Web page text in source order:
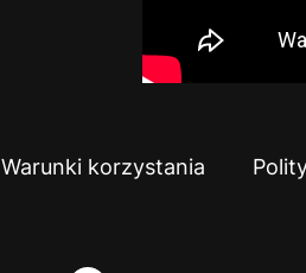
Warunki korzystania